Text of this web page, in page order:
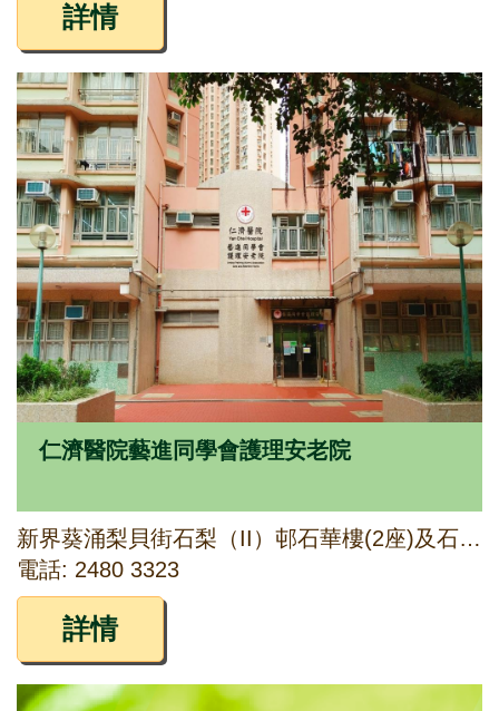
詳情
仁濟醫院藝進同學會護理安老院
新界葵涌梨貝街石梨（II）邨石華樓(2座)及石佳樓(3座)地下及1字樓
電話: 2480 3323
詳情